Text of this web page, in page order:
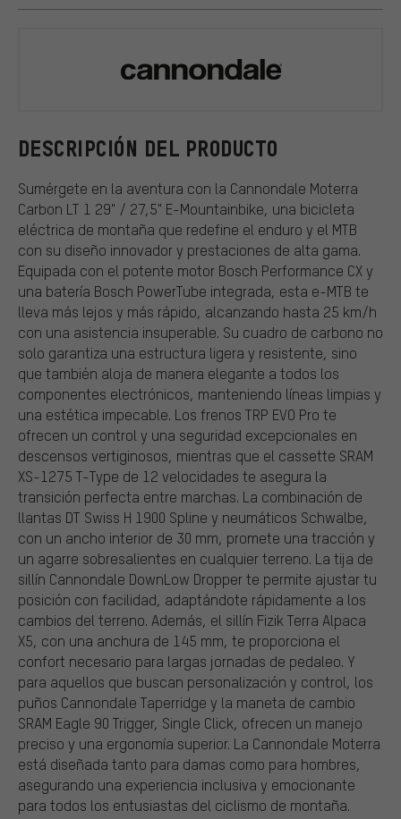
DESCRIPCIÓN DEL PRODUCTO
Sumérgete en la aventura con la Cannondale Moterra
Carbon LT 1 29" / 27,5" E-Mountainbike, una bicicleta
eléctrica de montaña que redefine el enduro y el MTB
con su diseño innovador y prestaciones de alta gama.
Equipada con el potente motor Bosch Performance CX y
una batería Bosch PowerTube integrada, esta e-MTB te
lleva más lejos y más rápido, alcanzando hasta 25 km/h
con una asistencia insuperable. Su cuadro de carbono no
solo garantiza una estructura ligera y resistente, sino
que también aloja de manera elegante a todos los
componentes electrónicos, manteniendo líneas limpias y
una estética impecable. Los frenos TRP EVO Pro te
ofrecen un control y una seguridad excepcionales en
descensos vertiginosos, mientras que el cassette SRAM
XS-1275 T-Type de 12 velocidades te asegura la
transición perfecta entre marchas. La combinación de
llantas DT Swiss H 1900 Spline y neumáticos Schwalbe,
con un ancho interior de 30 mm, promete una tracción y
un agarre sobresalientes en cualquier terreno. La tija de
sillín Cannondale DownLow Dropper te permite ajustar tu
posición con facilidad, adaptándote rápidamente a los
cambios del terreno. Además, el sillín Fizik Terra Alpaca
X5, con una anchura de 145 mm, te proporciona el
confort necesario para largas jornadas de pedaleo. Y
para aquellos que buscan personalización y control, los
puños Cannondale Taperridge y la maneta de cambio
SRAM Eagle 90 Trigger, Single Click, ofrecen un manejo
preciso y una ergonomía superior. La Cannondale Moterra
está diseñada tanto para damas como para hombres,
asegurando una experiencia inclusiva y emocionante
para todos los entusiastas del ciclismo de montaña.
Cannondale